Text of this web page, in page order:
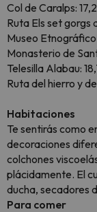
Col de Caralps:
Ruta Els set gorgs
Museo Etnográfico
Monasterio de
Telesilla Alabau:
Ruta del hierro y
Habitaciones
Te sentirás como
decoraciones
colchones
plácidamente. El
ducha, secadores
Para comer